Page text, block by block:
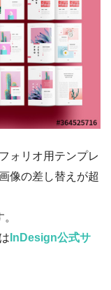
ォリオ用テンプレ
像の差し替えが超
InDesign公式サ